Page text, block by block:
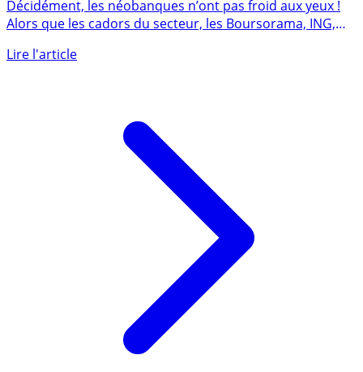
France
Décidément, les néobanques n’ont pas froid aux yeux !
Alors que les cadors du secteur, les Boursorama, ING,